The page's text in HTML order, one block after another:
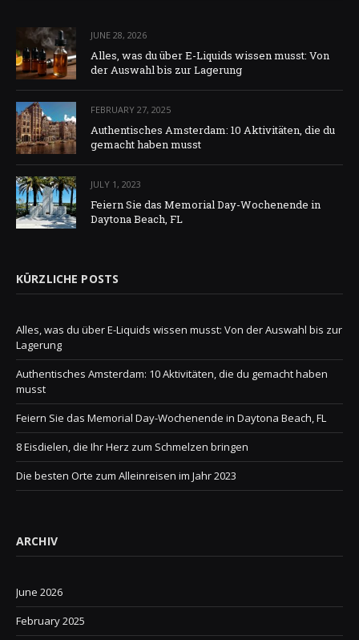
JUNE 28, 2026
Alles, was du über E-Liquids wissen musst: Von
der Auswahl bis zur Lagerung
FEBRUARY 27, 2025
Authentisches Amsterdam: 10 Aktivitäten, die du
gemacht haben musst
JULY 1, 2023
Feiern Sie das Memorial Day-Wochenende in
Daytona Beach, FL
KÜRZLICHE POSTS
Alles, was du über E-Liquids wissen musst: Von der Auswahl bis zur
Lagerung
Authentisches Amsterdam: 10 Aktivitäten, die du gemacht haben
musst
Feiern Sie das Memorial Day-Wochenende in Daytona Beach, FL
8 Eisdielen, die Ihr Herz zum Schmelzen bringen
Die besten Orte zum Alleinreisen im Jahr 2023
ARCHIV
June 2026
February 2025